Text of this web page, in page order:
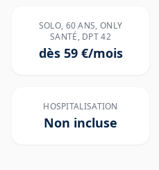
SOLO, 60 ANS, ONLY
SANTÉ, DPT 42
dès 59 €/mois
HOSPITALISATION
Non incluse